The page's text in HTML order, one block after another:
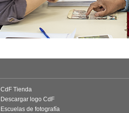
CdF Tienda
Descargar logo CdF
Escuelas de fotografía